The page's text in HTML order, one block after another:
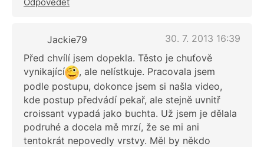
Jackie79
30. 7. 2013 16:39
Před chvílí jsem dopekla. Těsto je chuťově
vynikající
, ale nelístkuje. Pracovala jsem
podle postupu, dokonce jsem si našla video,
kde postup předvádí pekař, ale stejně uvnitř
croissant vypadá jako buchta. Už jsem je dělala
podruhé a docela mě mrzí, že se mi ani
tentokrát nepovedly vrstvy. Měl by někdo